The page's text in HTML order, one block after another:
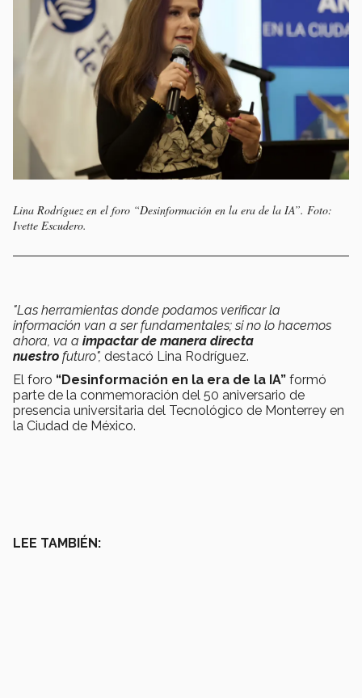
Lina Rodríguez en el foro “Desinformación en la era de la IA”. Foto:
Ivette Escudero.
"Las herramientas donde podamos verificar la
información van a ser fundamentales; si no lo hacemos
ahora, va a impactar de manera directa
nuestro futuro", destacó Lina Rodríguez.
El foro “Desinformación en la era de la IA” formó
parte de la conmemoración del 50 aniversario de
presencia universitaria del Tecnológico de Monterrey en
la Ciudad de México.
LEE TAMBIÉN: